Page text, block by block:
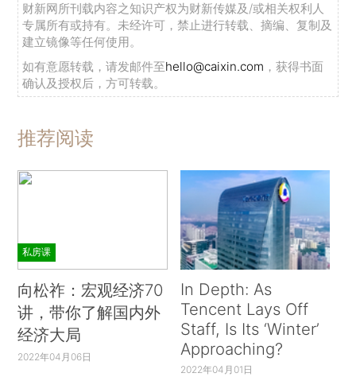
财新网所刊载内容之知识产权为财新传媒及/或相关权利人
专属所有或持有。未经许可，禁止进行转载、摘编、复制及
建立镜像等任何使用。
如有意愿转载，请发邮件至hello@caixin.com ，获得书面
确认及授权后，方可转载。
推荐阅读
私房课
向松祚：宏观经济70
讲，带你了解国内外
经济大局
2022年04月06日
In Depth: As
Tencent Lays Off
Staff, Is Its ‘Winter’
Approaching?
2022年04月01日